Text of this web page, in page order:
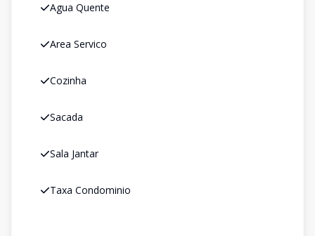
Agua Quente
Area Servico
Cozinha
Sacada
Sala Jantar
Taxa Condominio